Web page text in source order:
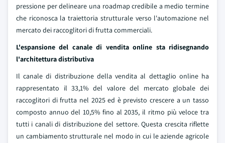
pressione per delineare una roadmap credibile a medio termine
che riconosca la traiettoria strutturale verso l'automazione nel
mercato dei raccoglitori di frutta commerciali.
L'espansione del canale di vendita online sta ridisegnando
l'architettura distributiva
Il canale di distribuzione della vendita al dettaglio online ha
rappresentato il 33,1% del valore del mercato globale dei
raccoglitori di frutta nel 2025 ed è previsto crescere a un tasso
composto annuo del 10,5% fino al 2035, il ritmo più veloce tra
tutti i canali di distribuzione del settore. Questa crescita riflette
un cambiamento strutturale nel modo in cui le aziende agricole